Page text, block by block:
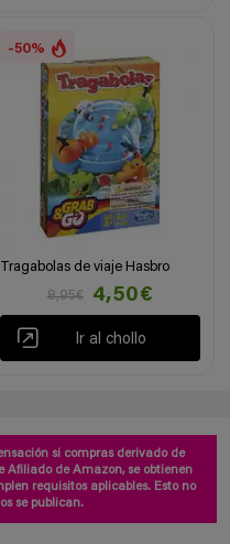
-50%
Tragabolas de viaje Hasbro
8,95€
4,50€
Ir al chollo
si compras derivado de
Afiliado de Amazon, se obtienen
requisitos aplicables. Esto no
se publican.